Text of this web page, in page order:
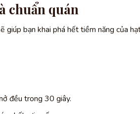
chuẩn quán
giúp bạn khai phá hết tiềm năng của
đều trong 30 giây.